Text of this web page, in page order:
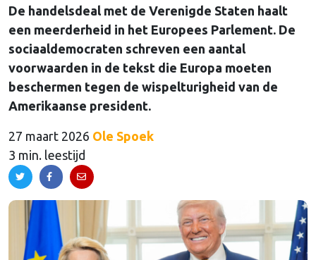
De handelsdeal met de Verenigde Staten haalt
een meerderheid in het Europees Parlement. De
sociaaldemocraten schreven een aantal
voorwaarden in de tekst die Europa moeten
beschermen tegen de wispelturigheid van de
Amerikaanse president.
27 maart 2026 Ole Spoek
3 min. leestijd